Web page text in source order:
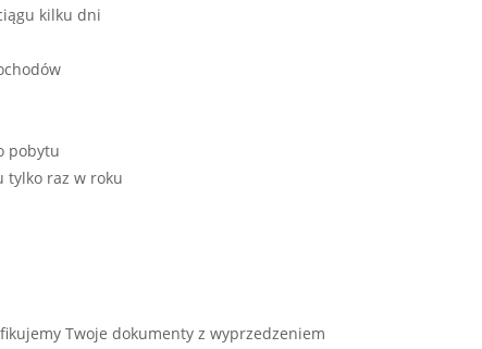
kilku dni
pobytu
tylko raz w roku
Twoje dokumenty z wyprzedzeniem